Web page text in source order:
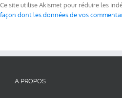
Ce site utilise Akismet pour réduire les
façon dont les données de vos
A PROPOS